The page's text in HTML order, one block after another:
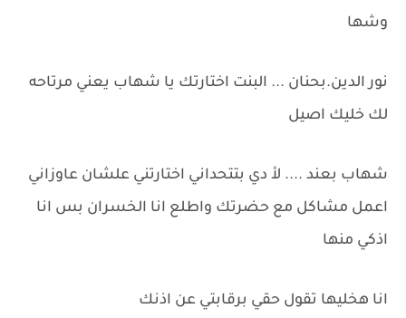
وشها
نور الدين.بحنان ... البنت اختارتك يا شهاب يعني مرتاحه
لك خليك اصيل
شهاب بعند .... لأ دي بتتحداني اختارتني علشان عاوزاني
اعمل مشاكل مع حضرتك واطلع انا الخسران بس انا
اذكي منها
انا هخليها تقول حقي برقابتي عن اذنك